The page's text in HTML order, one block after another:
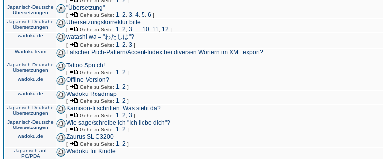
Japanisch-Deutsche
Übersetzungen
"Übersetzung"
[ Gehe zu Seite: 1 2 3 4 5 6 ]
Japanisch-Deutsche
Übersetzungen
Übersetzungskorrektur bitte
[ Gehe zu Seite: 1 2 3 10 11 12 ]
wadoku.de watashi wa = "わたしは"?
[ Gehe zu Seite: 1 2 3 ]
WadokuTeam Falscher Pitch-Pattern/Accent-Index bei diversen Wörtern im XML export?
Japanisch-Deutsche
Übersetzungen
Tattoo Spruch!
[ Gehe zu Seite: 1 2 ]
wadoku.de Offline-Version?
[ Gehe zu Seite: 1 2 ]
wadoku.de Wadoku Roadmap
[ Gehe zu Seite: 1 2 ]
Japanisch-Deutsche
Übersetzungen
Kamisori-Inschriften: Was steht da?
[ Gehe zu Seite: 1 2 3 ]
Japanisch-Deutsche
Übersetzungen
Wie sage/schreibe ich "Ich liebe dich"?
[ Gehe zu Seite: 1 2 ]
wadoku.de Zaurus SL C3200
[ Gehe zu Seite: 1 2 ]
Japanisch auf
PC/PDA
Wadoku für Kindle